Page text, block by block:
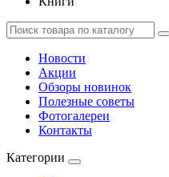
Новости
Акции
Обзоры новинок
Полезные советы
Фотогалереи
Контакты
Категории